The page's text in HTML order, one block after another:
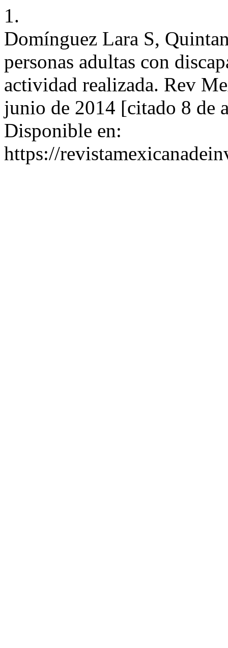
1.
Domínguez Lara S,
personas adultas con
actividad realizada. Rev
junio de 2014 [citado 8 de
Disponible en:
https://